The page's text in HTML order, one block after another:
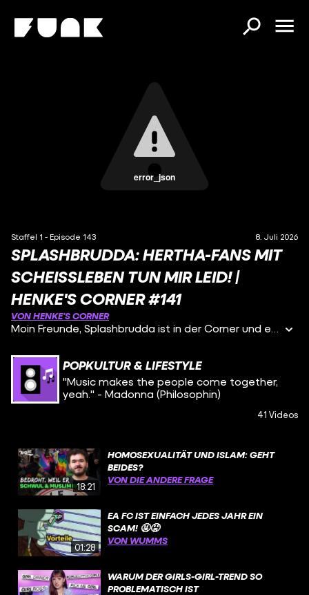
error_json
Staffel 1 - Episode 143 8. Juli 2026
SPLASHBRUDDA: HERTHA-FANS MIT
SCHEISSLEBEN TUN MIR LEID! | H
ENKE'S CORNER #141
VON HENKE’S CORNER
Moin Freunde, Splashbrudda ist in der Corner und er verrät uns unter anderem, warum er für eine vermeintliche Football-Karriere sein Abitur abbrach, weshalb seine Videos so viral gehen und weshalb er das Angebot von Eintracht Spandau wegen totaler E-Sport-Ahnungslosigkeit fast ignoriert hätte. Viel Spaß!
POPKULTUR & LIFESTYLE
"Music makes the people come together,
yeah." - Madonna (Philosophin)
41 Videos
18:21
HOMOSEXUALITÄT UND ISLAM: GEHT
BEIDES?
VON DIE ANDERE FRAGE
01:28
EA FC IST EINFACH JEDES JAHR EIN
SCAM! 🤬😡
VON WUMMS
WARUM DER GIRLS-GIRL-TREND SO
PROBLEMATISCH IST